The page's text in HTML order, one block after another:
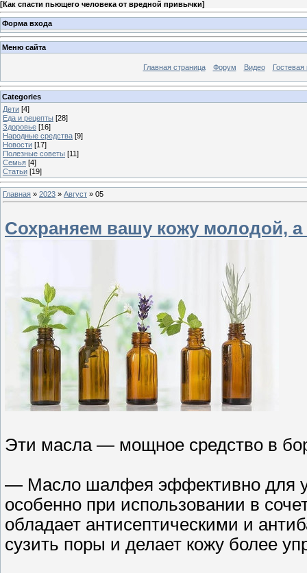
[Как спасти пьющего человека от вредной привычки]
Форма входа
Меню сайта
Главная страница Форум Видео Гостевая
Categories
Дети [4]
Еда и рецепты [28]
Здоровье [16]
Народные средства [9]
Новости [17]
Полезные советы [11]
Семья [4]
Статьи [19]
Главная » 2023 » Август » 05
Сохраняем вашу кожу молодой,
Эти масла — мощное средство в
— Масло шалфея эффективно для
особенно при использовании в
обладает антисептическими и
сузить поры и делает кожу более